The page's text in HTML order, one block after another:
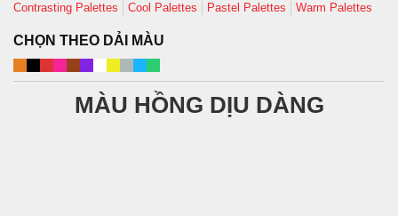
Contrasting Palettes Cool Palettes Pastel Palettes Warm Palettes
CHỌN THEO DẢI MÀU
MÀU HỒNG DỊU DÀNG